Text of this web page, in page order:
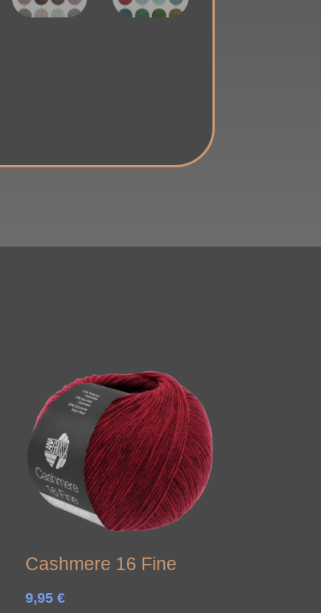
Cashmere 16 Fine
9,95€